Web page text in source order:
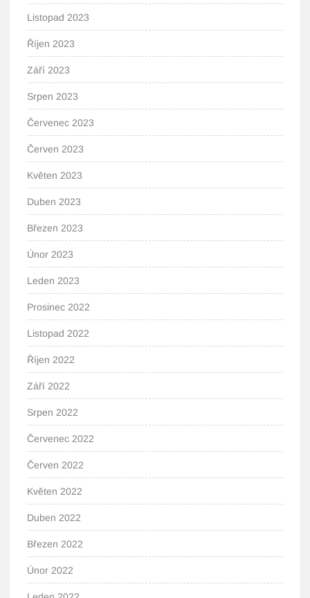
Listopad 2023
Říjen 2023
Září 2023
Srpen 2023
Červenec 2023
Červen 2023
Květen 2023
Duben 2023
Březen 2023
Únor 2023
Leden 2023
Prosinec 2022
Listopad 2022
Říjen 2022
Září 2022
Srpen 2022
Červenec 2022
Červen 2022
Květen 2022
Duben 2022
Březen 2022
Únor 2022